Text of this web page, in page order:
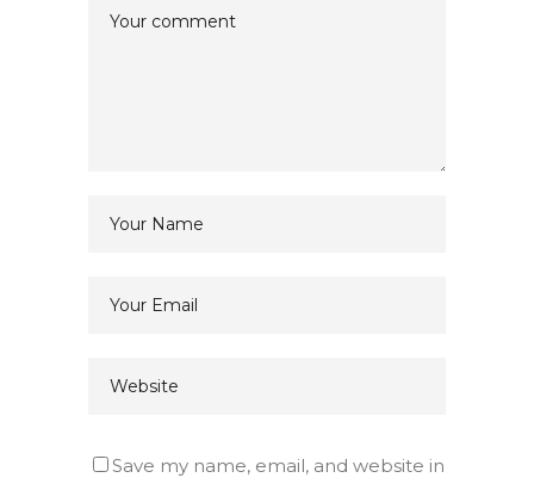
Save my name, email, and website in